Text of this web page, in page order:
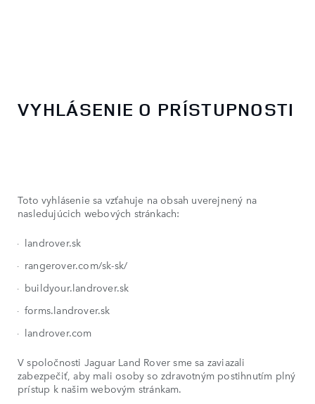
VYHLÁSENIE O PRÍSTUPNOSTI
Toto vyhlásenie sa vzťahuje na obsah uverejnený na
nasledujúcich webových stránkach:
landrover.sk
rangerover.com/sk-sk/
buildyour.landrover.sk
forms.landrover.sk
landrover.com
V spoločnosti Jaguar Land Rover sme sa zaviazali
zabezpečiť, aby mali osoby so zdravotným postihnutím plný
prístup k našim webovým stránkam.